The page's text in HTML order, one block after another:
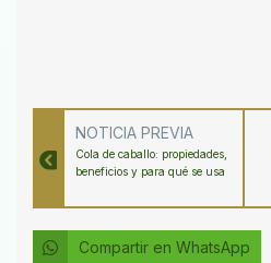
NOTICIA PREVIA
Cola de caballo: propiedades,
beneficios y para qué se usa
Compartir en WhatsApp